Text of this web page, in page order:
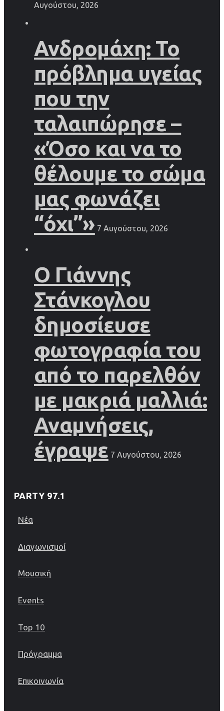
Αυγούστου, 2026
Ανδρομάχη: Το
πρόβλημα υγείας
που την
ταλαιπώρησε –
«Όσο και να το
θέλουμε το σώμα
μας φωνάζει
“όχι”» 7 Αυγούστου, 2026
Ο Γιάννης
Στάνκογλου
δημοσίευσε
φωτογραφία του
από το παρελθόν
με μακριά μαλλιά:
Αναμνήσεις,
έγραψε 7 Αυγούστου, 2026
PARTY 97.1
Νέα
Διαγωνισμοί
Μουσική
Events
Top 10
Πρόγραμμα
Επικοινωνία